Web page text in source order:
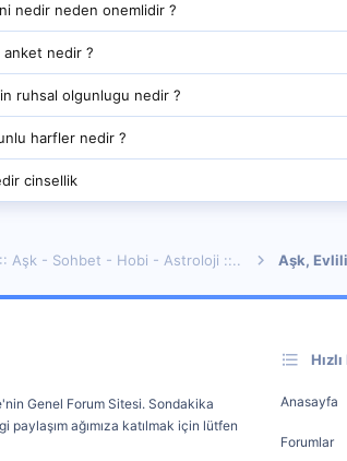
nedir neden onemlidir ?
anket nedir ?
ruhsal olgunlugu nedir ?
harfler nedir ?
cinsellik
Aşk - Sohbet - Hobi - Astroloji ::.. Aşk,
Genel Forum Sitesi. Sondakika
paylaşım ağımıza katılmak için lütfen
Anasayfa
Forumlar